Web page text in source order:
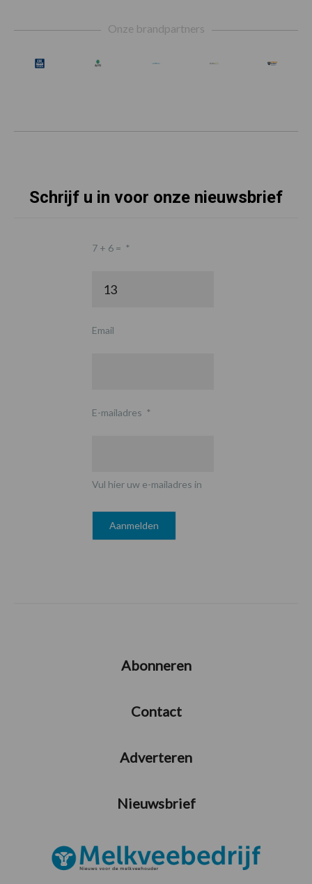
Onze brandpartners
Schrijf u in voor onze nieuwsbrief
7 + 6 = *
Email
E-mailadres *
Vul hier uw e-mailadres in
Abonneren
Contact
Adverteren
Nieuwsbrief